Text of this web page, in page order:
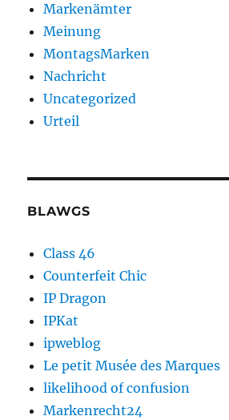
Markenämter
Meinung
MontagsMarken
Nachricht
Uncategorized
Urteil
BLAWGS
Class 46
Counterfeit Chic
IP Dragon
IPKat
ipweblog
Le petit Musée des Marques
likelihood of confusion
Markenrecht24